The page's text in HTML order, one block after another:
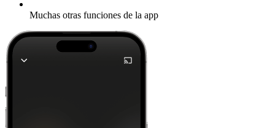
Muchas otras funciones de la app